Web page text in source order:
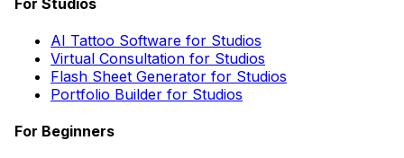
AI Tattoo Software for Studios
Virtual Consultation for Studios
Flash Sheet Generator for Studios
Portfolio Builder for Studios
For Beginners